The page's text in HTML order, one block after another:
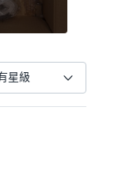
星級